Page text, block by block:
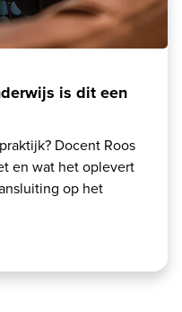
is dit een
Docent Roos
en wat het oplevert
op het